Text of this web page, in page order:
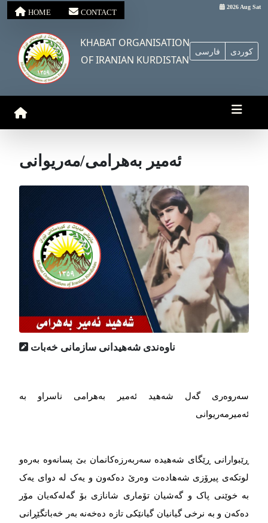
HOME CONTACT
2026 Aug Sat
KHABAT ORGANISATION
OF IRANIAN KURDISTAN
فارسی کوردی
ئەمیر بەهرامی/مەریوانی
ناوه‌ندی شه‌هیدانی سازمانی خه‌بات
سەروەری گەل شەهید ئەمیر بەهرامی ناسراو بە
ئەمیرمەریوانی
ڕێبوارانی ڕێگای شەهیدە سەربەرزەکانمان بێ پسانەوە بەرەو
لوتکەی پیرۆزی شەهادەت وەرێ دەکەون و یەک لە دوای یەک
بە خوێنی پاک و گەشیان تۆماری شانازی بۆ گەلەکەیان مۆر
دەکەن و بە نرخی گیانیان گیانێکی تازە دەخەنە بەر خەباتگێڕانی